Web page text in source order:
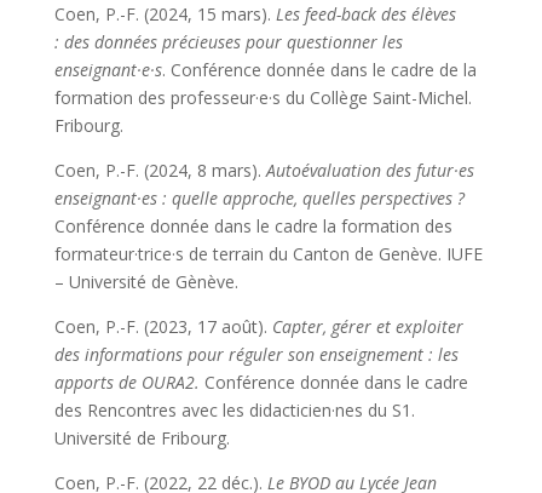
Coen, P.-F. (2024, 15 mars). Les feed-back des élèves
: des données précieuses pour questionner les
enseignant·e·s. Conférence donnée dans le cadre de la
formation des professeur·e·s du Collège Saint-Michel.
Fribourg.
Coen, P.-F. (2024, 8 mars).Autoévaluation des futur·es
enseignant·es : quelle approche, quelles perspectives ?
Conférence donnée dans le cadre la formation des
formateur·trice·s de terrain du Canton de Genève. IUFE
– Université de Gènève.
Coen, P.-F. (2023, 17 août). Capter, gérer et exploiter
des informations pour réguler son enseignement : les
apports de OURA2. Conférence donnée dans le cadre
des Rencontres avec les didacticien·nes du S1.
Université de Fribourg.
Coen, P.-F. (2022, 22 déc.). Le BYOD au Lycée Jean